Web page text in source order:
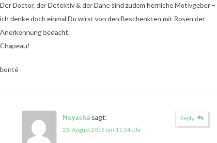
Der Doctor, der Detektiv & der Däne sind zudem herrliche Motivgeber –
ich denke doch einmal Du wirst von den Beschenkten mit Rosen der
Anerkennung bedacht.
Chapeau!
bonté
Neyasha sagt:
23. August 2015 um 11:34 Uhr
Reply